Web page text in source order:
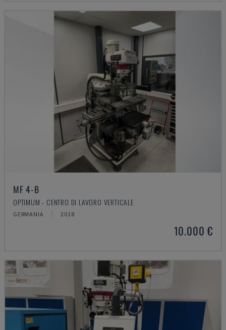
MF 4-B
OPTIMUM - CENTRO DI LAVORO VERTICALE
GERMANIA 2018
10.000 €